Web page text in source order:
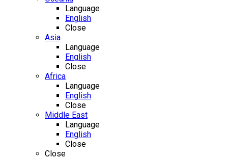
Language
English
Close
Asia
Language
English
Close
Africa
Language
English
Close
Middle East
Language
English
Close
Close